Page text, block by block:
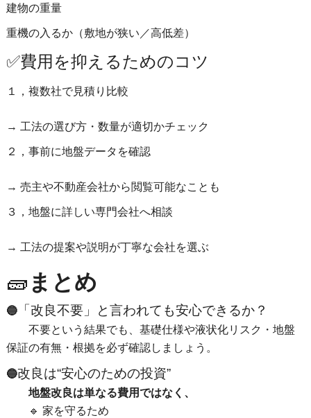
建物の重量
重機の入るか（敷地が狭い／高低差）
✅費用を抑えるためのコツ
１，複数社で見積り比較
→ 工法の選び方・数量が適切かチェック
２，事前に地盤データを確認
→ 売主や不動産会社から閲覧可能なことも
３，地盤に詳しい専門会社へ相談
→ 工法の提案や説明が丁寧な会社を選ぶ
🧱 まとめ
🔵「改良不要」と言われても安心できるか？
不要という結果でも、 基礎仕様や液状化リスク・地盤
保証の有無・ 根拠を必ず確認しましょう。
🔵改良は“安心のための投資”
地盤改良は単なる費用ではなく、
🔹 家を守るため